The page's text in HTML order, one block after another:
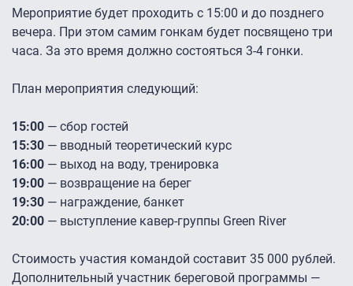
Мероприятие будет проходить с 15:00 и до позднего
вечера. При этом самим гонкам будет посвящено три
часа. За это время должно состояться 3-4 гонки.
План мероприятия следующий:
15:00 — сбор гостей
15:30 — вводный теоретический курс
16:00 — выход на воду, тренировка
19:00 — возвращение на берег
19:30 — награждение, банкет
20:00 — выступление кавер-группы Green River
Стоимость участия командой составит 35 000 рублей.
Дополнительный участник береговой программы —